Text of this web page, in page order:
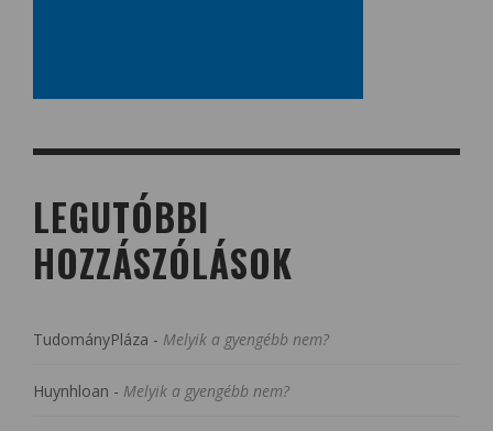
LEGUTÓBBI
HOZZÁSZÓLÁSOK
TudományPláza - Melyik a gyengébb nem?
Huynhloan - Melyik a gyengébb nem?